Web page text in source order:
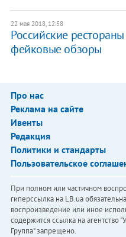
22 мая 2018, 12:58
Российские
фейковые обзоры
Про нас
Реклама на сайте
Ивенты
Редакция
Политики и стандарты
Пользовательское
При полном или частичном
гиперссылка на LB.ua
воспроизведение или иное
содержится ссылка на агентство
Группа" запрещено.